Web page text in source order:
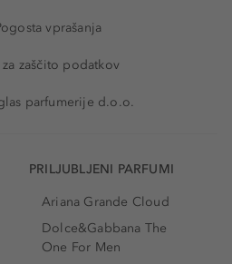
vprašanja
za zaščito podatkov
parfumerije d.o.o.
PRILJUBLJENI PARFUMI
Ariana Grande Cloud
Dolce&Gabbana The
One For Men